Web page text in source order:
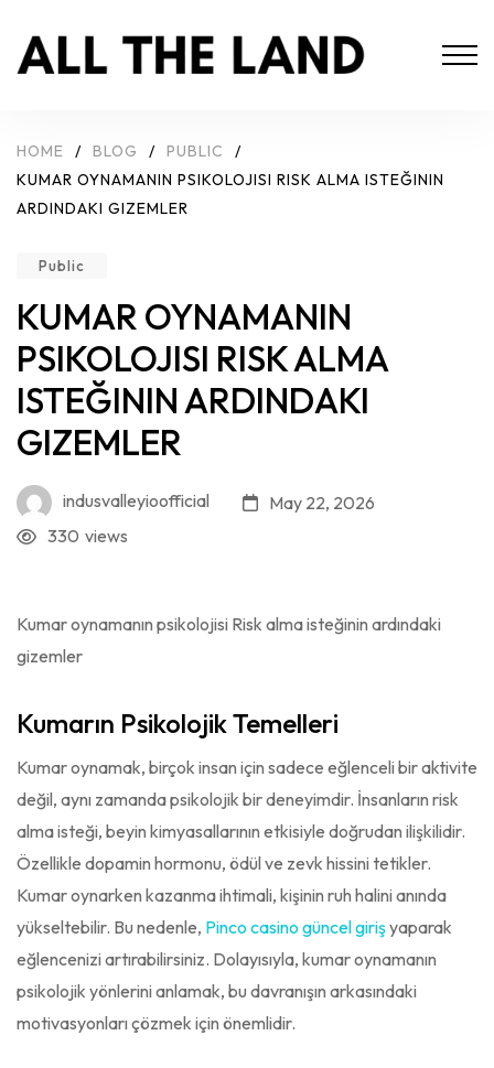
HOME / BLOG / PUBLIC
/
KUMAR OYNAMANIN PSIKOLOJISI RISK ALMA ISTEĞININ
ARDINDAKI GIZEMLER
Public
KUMAR OYNAMANIN
PSIKOLOJISI RISK ALMA
ISTEĞININ ARDINDAKI
GIZEMLER
indusvalleyioofficial
May 22, 2026
views
330
Kumar oynamanın psikolojisi Risk alma isteğinin ardındaki
gizemler
Kumarın Psikolojik Temelleri
Kumar oynamak, birçok insan için sadece eğlenceli bir aktivite
değil, aynı zamanda psikolojik bir deneyimdir. İnsanların risk
alma isteği, beyin kimyasallarının etkisiyle doğrudan ilişkilidir.
Özellikle dopamin hormonu, ödül ve zevk hissini tetikler.
Kumar oynarken kazanma ihtimali, kişinin ruh halini anında
yükseltebilir. Bu nedenle, Pinco casino güncel girişyaparak
eğlencenizi artırabilirsiniz. Dolayısıyla, kumar oynamanın
psikolojik yönlerini anlamak, bu davranışın arkasındaki
motivasyonları çözmek için önemlidir.